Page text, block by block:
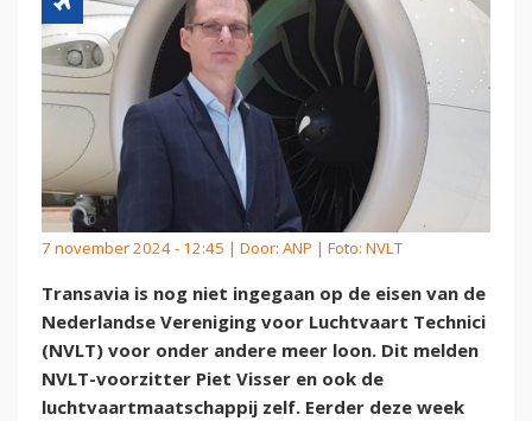
7 november 2024 - 12:45 | Door: ANP | Foto: NVLT
Transavia is nog niet ingegaan op de eisen van de
Nederlandse Vereniging voor Luchtvaart Technici
(NVLT) voor onder andere meer loon. Dit melden
NVLT-voorzitter Piet Visser en ook de
luchtvaartmaatschappij zelf. Eerder deze week